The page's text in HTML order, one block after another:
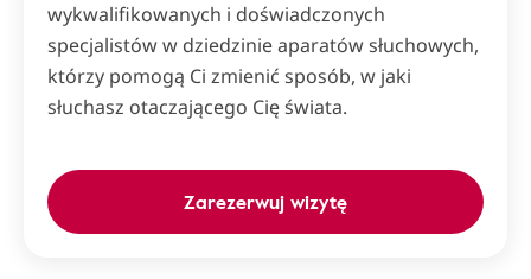
wykwalifikowanych i doświadczonych
specjalistów w dziedzinie aparatów słuchowych,
którzy pomogą Ci zmienić sposób, w jaki
słuchasz otaczającego Cię świata.
Zarezerwuj wizytę